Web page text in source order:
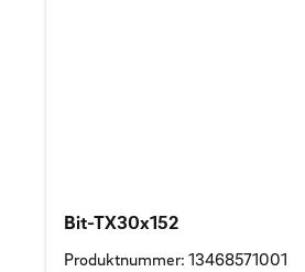
Bit-TX30x152
Produktnummer: 13468571001